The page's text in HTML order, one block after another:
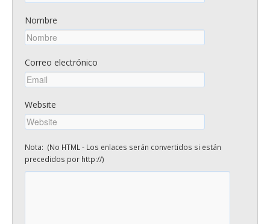
Nombre
Correo electrónico
Website
Nota: (No HTML - Los enlaces serán convertidos si están
precedidos por http://)